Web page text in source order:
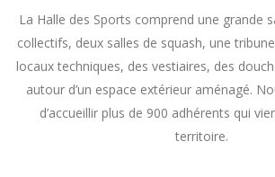
La Halle des Sports comprend une grande
collectifs, deux salles de squash, une
locaux techniques, des vestiaires, des
autour d’un espace extérieur aménagé.
d’accueillir plus de 900 adhérents qui
territoire.